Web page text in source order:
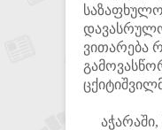
საზაფხულო
ვითარება
აჭარაში,